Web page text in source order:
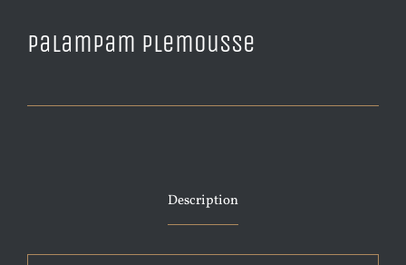
Palampam Plemousse
Description